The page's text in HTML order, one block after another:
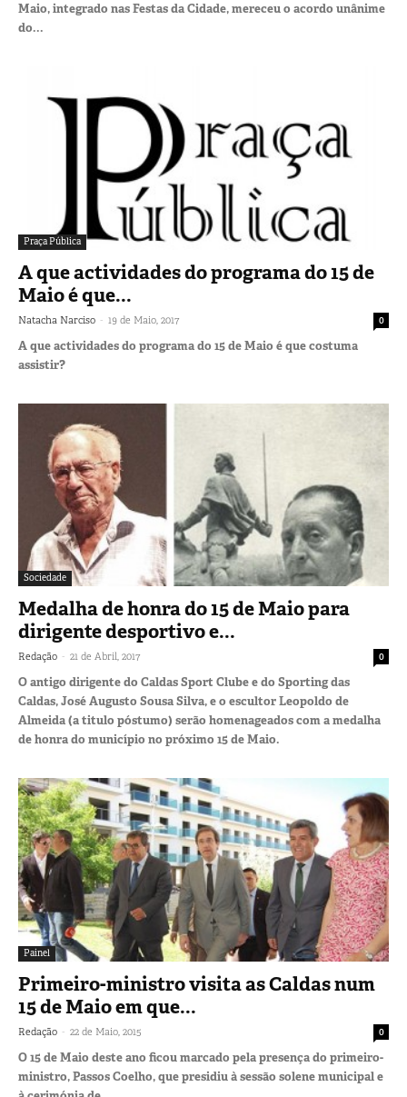
Maio, integrado nas Festas da Cidade, mereceu o acordo unânime
do...
Praça Pública
A que actividades do programa do 15 de
Maio é que...
Natacha Narciso - 19 de Maio, 2017 0
A que actividades do programa do 15 de Maio é que costuma
assistir?
Sociedade
Medalha de honra do 15 de Maio para
dirigente desportivo e...
Redação - 21 de Abril, 2017 0
O antigo dirigente do Caldas Sport Clube e do Sporting das
Caldas, José Augusto Sousa Silva, e o escultor Leopoldo de
Almeida (a titulo póstumo) serão homenageados com a medalha
de honra do município no próximo 15 de Maio.
Painel
Primeiro-ministro visita as Caldas num
15 de Maio em que...
Redação - 22 de Maio, 2015 0
O 15 de Maio deste ano ficou marcado pela presença do primeiro-
ministro, Passos Coelho, que presidiu à sessão solene municipal e